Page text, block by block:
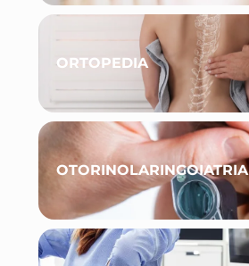
ORTOPEDIA
OTORINOLARINGOIATRIA